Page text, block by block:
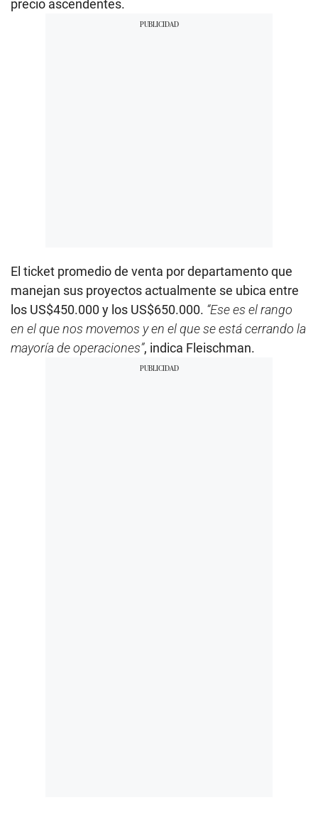
precio ascendentes.
El ticket promedio de venta por departamento que
manejan sus proyectos actualmente se ubica entre
los US$450.000 y los US$650.000. “Ese es el rango
en el que nos movemos y en el que se está cerrando la
mayoría de operaciones”, indica Fleischman.